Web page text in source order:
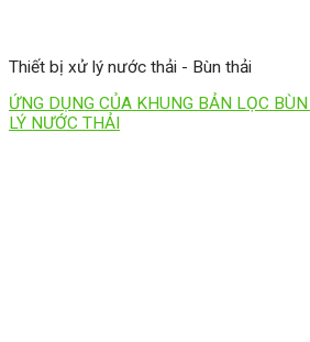
Thiết bị xử lý nước thải - Bùn thải
ỨNG DỤNG CỦA KHUNG BẢN LỌC
LÝ NƯỚC THẢI